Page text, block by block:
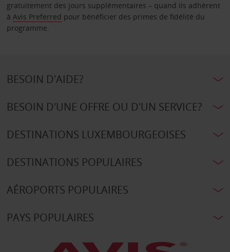
gratuitement des jours supplémentaires – quand ils adhèrent
à Avis Preferred pour bénéficier des primes de fidélité du
programme.
BESOIN D'AIDE?
BESOIN D'UNE OFFRE OU D'UN SERVICE?
DESTINATIONS LUXEMBOURGEOISES
DESTINATIONS POPULAIRES
AÉROPORTS POPULAIRES
PAYS POPULAIRES